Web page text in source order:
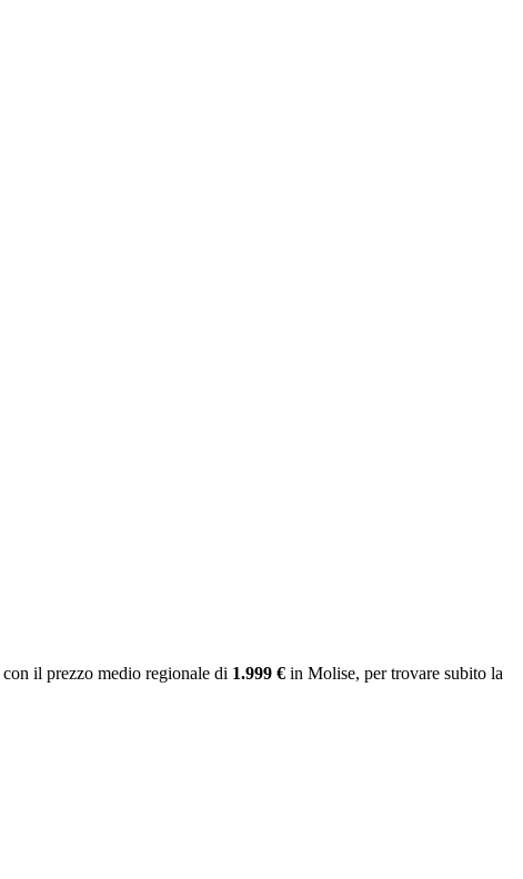
con il prezzo medio regionale di 1.999 € in Molise, per trovare subito la